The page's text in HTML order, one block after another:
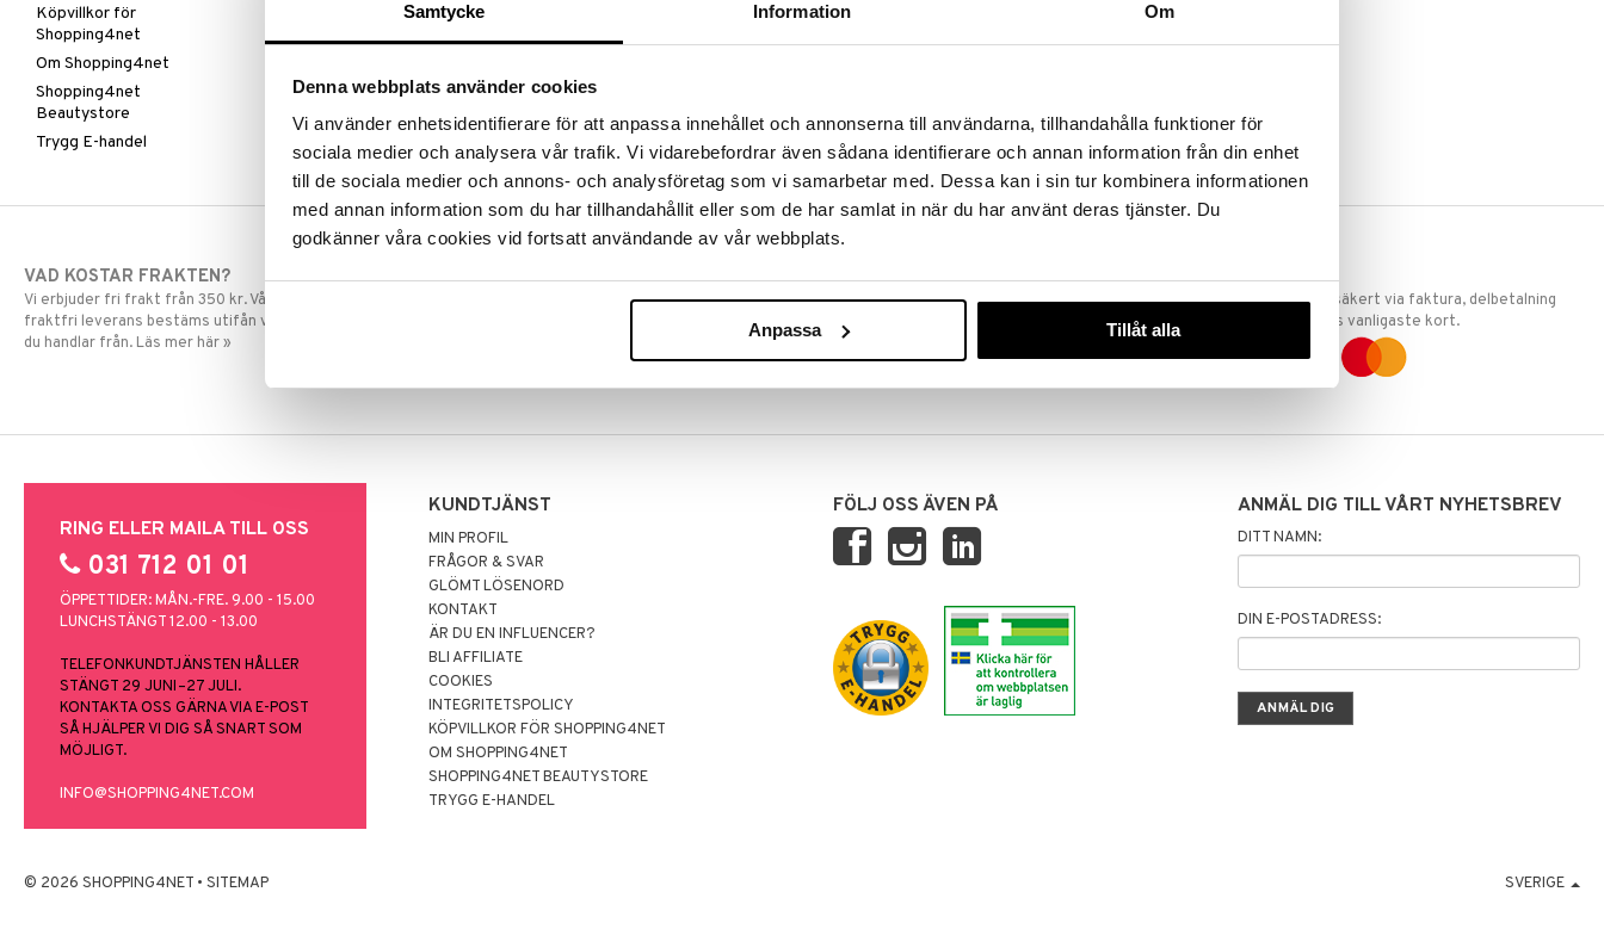
Samtycke Information Om
Denna webbplats använder cookies
Vi använder enhetsidentifierare för att anpassa innehållet och annonserna till användarna, tillhandahålla funktioner för
sociala medier och analysera vår trafik. Vi vidarebefordrar även sådana identifierare och annan information från din enhet
till de sociala medier och annons- och analysföretag som vi samarbetar med. Dessa kan i sin tur kombinera informationen
med annan information som du har tillhandahållit eller som de har samlat in när du har använt deras tjänster. Du
godkänner våra cookies vid fortsatt användande av vår webbplats.
Anpassa Tillåt alla
Köpvillkor för
Shopping4net
Om Shopping4net
Shopping4net
Beautystore
Trygg E-handel
VAD KOSTAR FRAKTEN?
Vi erbjuder fri frakt från 350 kr. Vår gräns för
fraktfri leverans bestäms utifån vilken avdelning
du handlar från. Läs mer här »
SNABBA LEVERANSER
Beställningar lagda före 14:00 (gäller varor i lager)
GODKÄND AV LÄKEMEDELSVERKET
EU-logotypen är symbolen som visar att vi är
godkända av Läkemedelsverket gällande
försäljning av läkemedel.
TRYGGA KÖP
Handla tryggt & säkert via faktura, delbetalning
eller marknadens vanligaste kort.
RING ELLER MAILA TILL OSS
031 712 01 01
ÖPPETTIDER: MÅN.-FRE. 9.00 - 15.00
LUNCHSTÄNGT 12.00 - 13.00
TELEFONKUNDTJÄNSTEN HÅLLER
STÄNGT 29 JUNI–27 JULI.
KONTAKTA OSS GÄRNA VIA E-POST
SÅ HJÄLPER VI DIG SÅ SNART SOM
MÖJLIGT.
INFO@SHOPPING4NET.COM
KUNDTJÄNST
MIN PROFIL
FRÅGOR & SVAR
GLÖMT LÖSENORD
KONTAKT
ÄR DU EN INFLUENCER?
BLI AFFILIATE
COOKIES
INTEGRITETSPOLICY
KÖPVILLKOR FÖR SHOPPING4NET
OM SHOPPING4NET
SHOPPING4NET BEAUTYSTORE
TRYGG E-HANDEL
FÖLJ OSS ÄVEN PÅ ANMÄL DIG TILL VÅRT NYHETSBREV
DITT NAMN:
DIN E-POSTADRESS:
© 2026 SHOPPING4NET • SITEMAP SVERIGE